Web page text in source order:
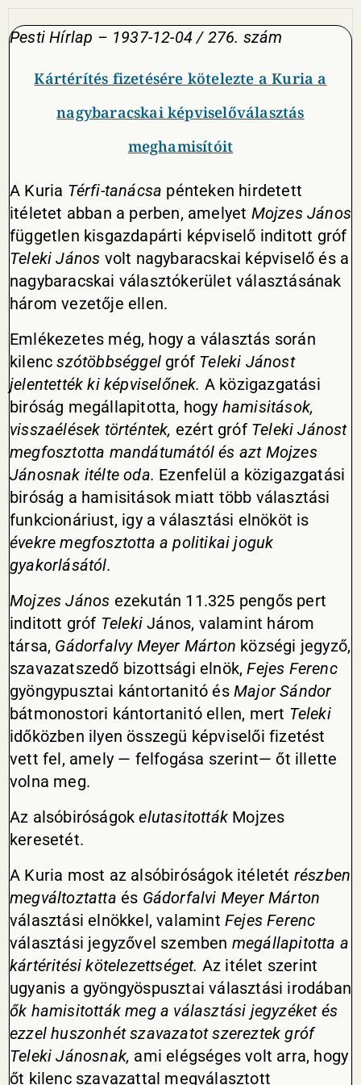
Pesti Hírlap – 1937-12-04 / 276. szám
Kártérítés fizetésére kötelezte a Kuria a
nagybaracskai képviselőválasztás
meghamisítóit
A Kuria Térfi-tanácsa pénteken hirdetett
itéletet abban a perben, amelyet Mojzes János
független kisgazdapárti képviselő inditott gróf
Teleki János volt nagybaracskai képviselő és a
nagybaracskai választókerület választásának
három vezetője ellen.
Emlékezetes még, hogy a választás során
kilencszótöbbséggel gróf Teleki Jánost
jelentették ki képviselőnek. A közigazgatási
biróság megállapitotta, hogy hamisitások,
visszaélések történtek, ezért gróf Teleki Jánost
megfosztotta mandátumától és azt Mojzes
Jánosnak itélte oda. Ezenfelül a közigazgatási
biróság a hamisitások miatt több választási
funkcionáriust, igy a választási elnököt is
évekre megfosztotta a politikai joguk
gyakorlásától.
Mojzes János ezekután 11.325 pengős pert
inditott gróf TelekiJános, valamint három
társa, GádorfalvyMeyer Márton községi jegyző,
szavazatszedő bizottsági elnök,Fejes Ferenc
gyöngypusztai kántortanitó és Major Sándor
bátmonostori kántortanitó ellen, mert Teleki
időközben ilyen összegü képviselői fizetést
vett fel, amely — felfogása szerint— őt illette
volna meg.
Az alsóbiróságokelutasitották Mojzes
keresetét.
A Kuria most az alsóbiróságok itéletét részben
megváltoztatta és Gádorfalvi Meyer Márton
választási elnökkel, valamint Fejes Ferenc
választási jegyzővel szemben megállapitotta a
kártéritési kötelezettséget. Az itélet szerint
ugyanis a gyöngyöspusztai választási irodában
ők hamisitották meg a választási jegyzéket és
ezzel huszonhét szavazatot szereztek gróf
Teleki Jánosnak, ami elégséges volt arra, hogy
őt kilenc szavazattal megválasztott